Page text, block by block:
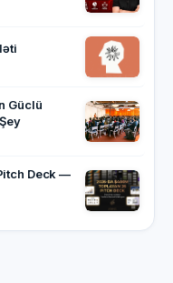
Güclü
Deck —